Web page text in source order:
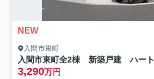
NEW
入間市東町
入間市東町全2棟 新築戸建 ハー
3,290万円